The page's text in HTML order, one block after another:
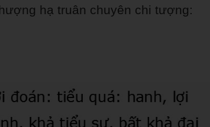
hạ truân chuyên chi tượng: